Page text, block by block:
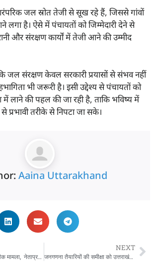
जल स्रोत तेजी से सूख रहे हैं, जिससे गांवों
है। ऐसे में पंचायतों को जिम्मेदारी देने से
और संरक्षण कार्यों में तेजी आने की उम्मीद
जल संरक्षण केवल सरकारी प्रयासों से संभव नहीं
भी जरूरी है। इसी उद्देश्य से पंचायतों को
लाने की पहल की जा रही है, ताकि भविष्य में
तरीके से निपटा जा सके।
Aaina Uttarakhand
NEET 2026 पेपर लीक मामला, नेताप्रतिपक्ष ने केंद्र सरकार को घेरा, यशपाल आर्य ने कहा – युवाओं के भविष्य से हो रहा खिलवाड़
NEXT
जनगणना तैयारियों की समीक्षा को उत्तराखंड पहुंचेंगे रजिस्ट्रार जनरल, व्यवस्थाओं का लेंगे जायजा